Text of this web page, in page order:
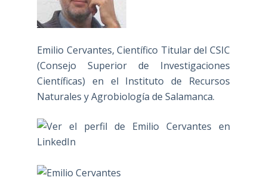
Emilio Cervantes, Científico Titular del CSIC
(Consejo Superior de Investigaciones
Científicas) en el Instituto de Recursos
Naturales y Agrobiología de Salamanca.